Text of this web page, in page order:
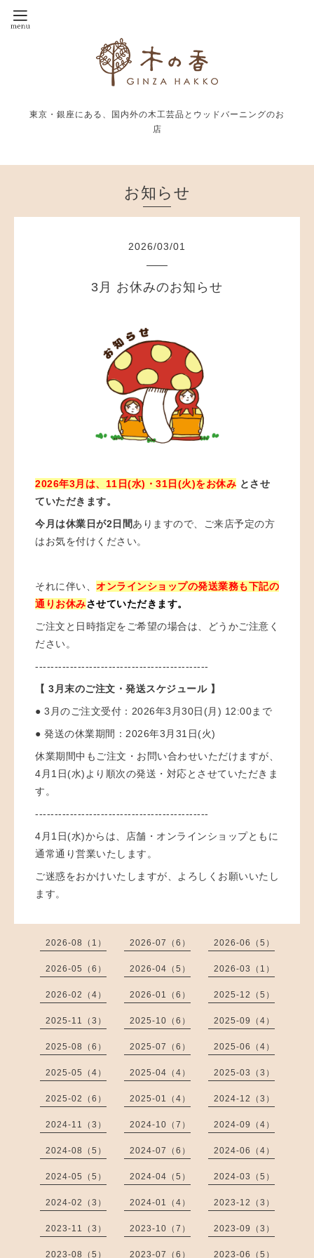
東京・銀座にある、国内外の木工芸品とウッドバーニングのお
店
お知らせ
2026/03/01
3月 お休みのお知らせ
2026年3月は、11日(水)・31日(火)をお休み とさせ
ていただきます。
今月は休業日が2日間ありますので、ご来店予定の方
はお気を付けください。
それに伴い、 オンラインショップの発送業務も下記の
通りお休みさせていただきます。
ご注文と日時指定をご希望の場合は、どうかご注意く
ださい。
---------------------------------------------
【 3月末のご注文・発送スケジュール 】
● 3月のご注文受付：2026年3月30日(月) 12:00まで
● 発送の休業期間：2026年3月 31日(火)
休業期間中もご注文・お問い合わせいただけますが、
4月1日(水)より順次の発送・対応とさせていただきま
す。
---------------------------------------------
4月1日(水)からは、店舗・オンラインショップともに
通常通り営業いたします。
ご迷惑をおかけいたしますが、よろしくお願いいたし
ます。
2026-08（1） 2026-07（6） 2026-06（5）
2026-05（6） 2026-04（5） 2026-03（1）
2026-02（4） 2026-01（6） 2025-12（5）
2025-11（3） 2025-10（6） 2025-09（4）
2025-08（6） 2025-07（6） 2025-06（4）
2025-05（4） 2025-04（4） 2025-03（3）
2025-02（6） 2025-01（4） 2024-12（3）
2024-11（3） 2024-10（7） 2024-09（4）
2024-08（5） 2024-07（6） 2024-06（4）
2024-05（5） 2024-04（5） 2024-03（5）
2024-02（3） 2024-01（4） 2023-12（3）
2023-11（3） 2023-10（7） 2023-09（3）
2023-08（5） 2023-07（6） 2023-06（5）